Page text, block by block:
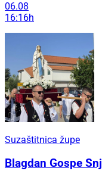
06.08
16:16h
Suzaštitnica župe
Blagdan Gospe